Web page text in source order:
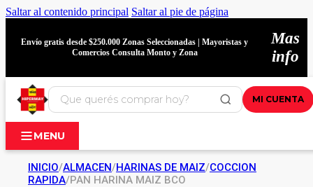
Saltar al contenido principal Saltar al pie de página
Envío gratis desde $250.000 Zonas Seleccionadas | Mayoristas y
Comercios Consulta Monto y Zona
Mas
info
MI CUENTA
MENU
INICIO/ALMACEN/HARINAS DE MAIZ/COCCION
RAPIDA/PAN HARINA MAIZ BCO